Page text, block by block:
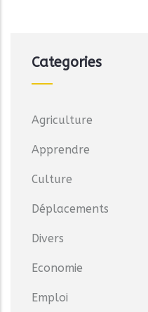
Categories
Agriculture
Apprendre
Culture
Déplacements
Divers
Economie
Emploi